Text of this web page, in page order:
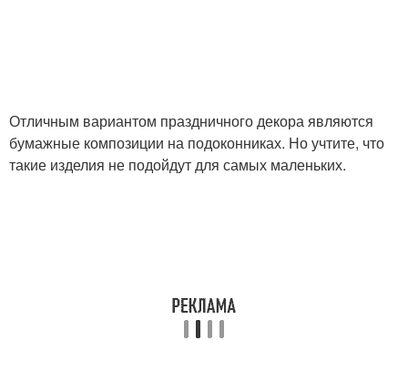
Отличным вариантом праздничного декора являются
бумажные композиции на подоконниках. Но учтите, что
такие изделия не подойдут для самых маленьких.